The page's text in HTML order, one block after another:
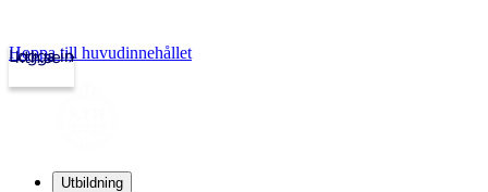
kth.se
Logga in
Hoppa till huvudinnehållet
Utbildning